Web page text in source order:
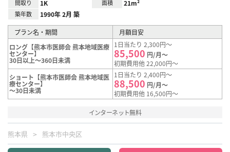
間取り 1K 面積 21m²
築年数 1990年 2月 築
プラン名・期間
月額目安
ロング【熊本市医師会 熊本地域医療
センター】
30日以上～360日未満
1日当たり 2,300円～
85,500 円/月～
初期費用他 22,000円～
ショート【熊本市医師会 熊本地域医
療センター】
～30日未満
1日当たり 2,400円～
88,500 円/月～
初期費用他 16,500円～
インターネット無料
熊本県 熊本市中央区